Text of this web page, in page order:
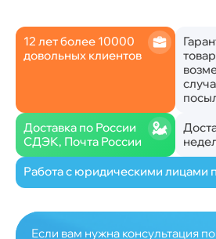
12 лет более 10000
довольных клиентов
Доставка по России
СДЭК, Почта России
Работа с юридическими лицами
Если вам нужна консультация